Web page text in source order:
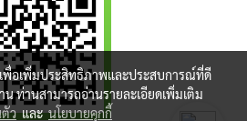
เพื่อเพิ่มประสิทธิภาพและประสบการณ์ที่ดี
น ท่านสามารถอ่านรายละเอียดเพิ่มเติม
วและนโยบายคุกกี้